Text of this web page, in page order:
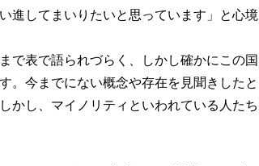
進してまいりたいと思っています」と心境
で表で語られづらく、しかし確かにこの
。今までにない概念や存在を見聞きした
かし、マイノリティといわれている人た